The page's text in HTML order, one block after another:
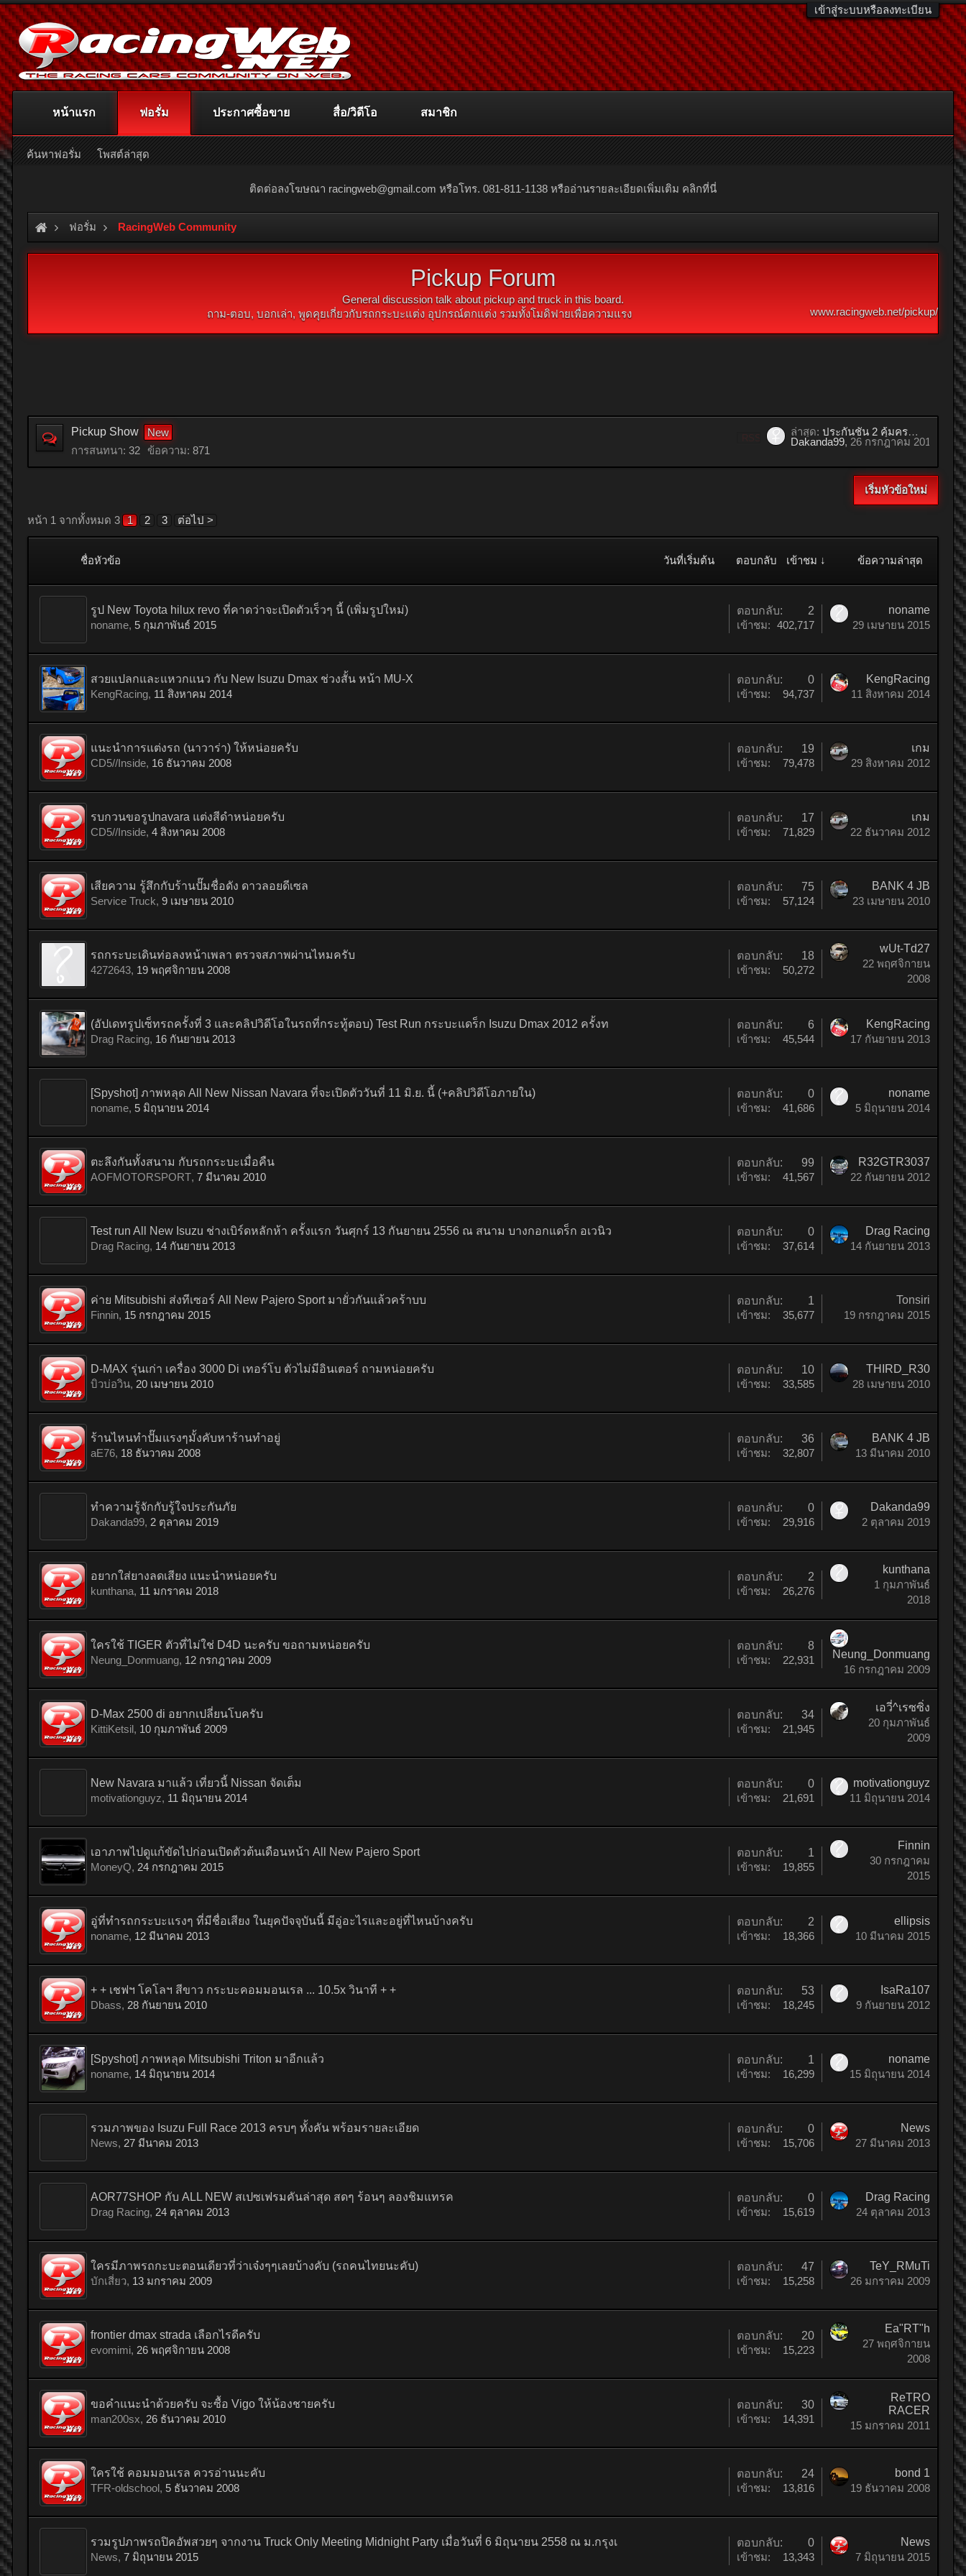
เข้าสู่ระบบหรือลงทะเบียน
ติดต่อลงโฆษณา racingweb@gmail.com หรือโทร. 081-811-1138 หรืออ่านรายละเอียดเพิ่มเติม คลิกที่นี่
ฟอรั่ม RacingWeb Community
Pickup Forum
General discussion talk about pickup and truck in this board.
www.racingweb.net/pickup/
ถาม-ตอบ, บอกเล่า, พูดคุยเกี่ยวกับรถกระบะแต่ง อุปกรณ์ตกแต่ง รวมทั้งโมดิฟายเพื่อความแรง
Pickup Show
การสนทนา: 32 ข้อความ: 871
ล่าสุด: ประกันชั้น 2 คุ้มครองอะไรบ้าง? วันนี้รู้กัน
Dakanda99, 26 กรกฎาคม 2019
เริ่มหัวข้อใหม่
หน้า 1 จากทั้งหมด 3 1 2 3 ต่อไป >
ชื่อหัวข้อ วันที่เริ่มต้น ตอบกลับ เข้าชม ↓ ข้อความล่าสุด
รูป New Toyota hilux revo ที่คาดว่าจะเปิดตัวเร็วๆ นี้ (เพิ่มรูปใหม่)
noname, 5 กุมภาพันธ์ 2015
ตอบกลับ:
2
เข้าชม: 402,717
noname
29 เมษายน 2015
สวยแปลกและแหวกแนว กับ New Isuzu Dmax ช่วงสั้น หน้า MU-X
KengRacing, 11 สิงหาคม 2014
ตอบกลับ:
0
เข้าชม:
94,737
KengRacing
11 สิงหาคม 2014
แนะนำการแต่งรถ (นาวาร่า) ให้หน่อยครับ
CD5//Inside, 16 ธันวาคม 2008
ตอบกลับ:
19
เข้าชม:
79,478
เกม
29 สิงหาคม 2012
รบกวนขอรูปnavara แต่งสีดำหน่อยครับ
CD5//Inside, 4 สิงหาคม 2008
ตอบกลับ:
17
เข้าชม:
71,829
เกม
22 ธันวาคม 2012
เสียความ รู้สึกกับร้านปั๊มชื่อดัง ดาวลอยดีเซล
Service Truck, 9 เมษายน 2010
ตอบกลับ:
75
เข้าชม:
57,124
BANK 4 JB
23 เมษายน 2010
รถกระบะเดินท่อลงหน้าเพลา ตรวจสภาพผ่านไหมครับ
4272643, 19 พฤศจิกายน 2008
ตอบกลับ:
18
เข้าชม:
50,272
wUt-Td27
22 พฤศจิกายน
2008
(อัปเดทรูปเซ็ทรถครั้งที่ 3 และคลิปวิดีโอในรถที่กระทู้ตอบ) Test Run กระบะแดร็ก Isuzu Dmax 2012 ครั้งท
Drag Racing, 16 กันยายน 2013
ตอบกลับ:
6
เข้าชม:
45,544
KengRacing
17 กันยายน 2013
[Spyshot] ภาพหลุด All New Nissan Navara ที่จะเปิดตัววันที่ 11 มิ.ย. นี้ (+คลิปวิดีโอภายใน)
noname, 5 มิถุนายน 2014
ตอบกลับ:
0
เข้าชม:
41,686
noname
5 มิถุนายน 2014
ตะลึงกันทั้งสนาม กับรถกระบะเมื่อคืน
AOFMOTORSPORT, 7 มีนาคม 2010
ตอบกลับ:
99
เข้าชม:
41,567
R32GTR3037
22 กันยายน 2012
Test run All New Isuzu ช่างเบิร์ดหลักห้า ครั้งแรก วันศุกร์ 13 กันยายน 2556 ณ สนาม บางกอกแดร็ก อเวนิว
Drag Racing, 14 กันยายน 2013
ตอบกลับ:
0
เข้าชม:
37,614
Drag Racing
14 กันยายน 2013
ค่าย Mitsubishi ส่งทีเซอร์ All New Pajero Sport มายั่วกันแล้วคร้าบบ
Finnin, 15 กรกฎาคม 2015
ตอบกลับ:
1
เข้าชม:
35,677
Tonsiri
19 กรกฎาคม 2015
D-MAX รุ่นเก่า เครื่อง 3000 Di เทอร์โบ ตัวไม่มีอินเตอร์ ถามหน่อยครับ
บิวบ่อวิน, 20 เมษายน 2010
ตอบกลับ:
10
เข้าชม:
33,585
THIRD_R30
28 เมษายน 2010
ร้านไหนทำปั๊มแรงๆมั้งคับหาร้านทำอยู่
aE76, 18 ธันวาคม 2008
ตอบกลับ:
36
เข้าชม:
32,807
BANK 4 JB
13 มีนาคม 2010
ทำความรู้จักกับรู้ใจประกันภัย
Dakanda99, 2 ตุลาคม 2019
ตอบกลับ:
0
เข้าชม:
29,916
Dakanda99
2 ตุลาคม 2019
อยากใส่ยางลดเสียง แนะนำหน่อยครับ
kunthana, 11 มกราคม 2018
ตอบกลับ:
2
เข้าชม:
26,276
kunthana
1 กุมภาพันธ์
2018
ใครใช้ TIGER ตัวที่ไม่ใช่ D4D นะครับ ขอถามหน่อยครับ
Neung_Donmuang, 12 กรกฎาคม 2009
ตอบกลับ:
8
เข้าชม:
22,931
Neung_Donmuang
16 กรกฎาคม 2009
D-Max 2500 di อยากเปลี่ยนโบครับ
KittiKetsil, 10 กุมภาพันธ์ 2009
ตอบกลับ:
34
เข้าชม:
21,945
เอวี่^เรซซิ่ง
20 กุมภาพันธ์
2009
New Navara มาแล้ว เที่ยวนี้ Nissan จัดเต็ม
motivationguyz, 11 มิถุนายน 2014
ตอบกลับ:
0
เข้าชม:
21,691
motivationguyz
11 มิถุนายน 2014
เอาภาพไปดูแก้ขัดไปก่อนเปิดตัวต้นเดือนหน้า All New Pajero Sport
MoneyQ, 24 กรกฎาคม 2015
ตอบกลับ:
1
เข้าชม:
19,855
Finnin
30 กรกฎาคม
2015
อู่ที่ทำรถกระบะแรงๆ ที่มีชื่อเสียง ในยุคปัจจุบันนี้ มีอู่อะไรและอยู่ที่ไหนบ้างครับ
noname, 12 มีนาคม 2013
ตอบกลับ:
2
เข้าชม:
18,366
ellipsis
10 มีนาคม 2015
+ + เชฟฯ โคโลฯ สีขาว กระบะคอมมอนเรล ... 10.5x วินาที + +
Dbass, 28 กันยายน 2010
ตอบกลับ:
53
เข้าชม:
18,245
IsaRa107
9 กันยายน 2012
[Spyshot] ภาพหลุด Mitsubishi Triton มาอีกแล้ว
noname, 14 มิถุนายน 2014
ตอบกลับ:
1
เข้าชม:
16,299
noname
15 มิถุนายน 2014
รวมภาพของ Isuzu Full Race 2013 ครบๆ ทั้งคัน พร้อมรายละเอียด
News, 27 มีนาคม 2013
ตอบกลับ:
0
เข้าชม:
15,706
News
27 มีนาคม 2013
AOR77SHOP กับ ALL NEW สเปซเฟรมคันล่าสุด สดๆ ร้อนๆ ลองชิมแทรค
Drag Racing, 24 ตุลาคม 2013
ตอบกลับ:
0
เข้าชม:
15,619
Drag Racing
24 ตุลาคม 2013
ใครมีภาพรถกะบะตอนเดียวที่ว่าเจ๋งๆๆเลยบ้างคับ (รถคนไทยนะคับ)
บักเสี่ยว, 13 มกราคม 2009
ตอบกลับ:
47
เข้าชม:
15,258
TeY_RMuTi
26 มกราคม 2009
frontier dmax strada เลือกไรดีครับ
evomimi, 26 พฤศจิกายน 2008
ตอบกลับ:
20
เข้าชม:
15,223
Ea"RT"h
27 พฤศจิกายน
2008
ขอคำแนะนำด้วยครับ จะซื้อ Vigo ให้น้องชายครับ
man200sx, 26 ธันวาคม 2010
ตอบกลับ:
30
เข้าชม:
14,391
ReTRO
RACER
15 มกราคม 2011
ใครใช้ คอมมอนเรล ควรอ่านนะคับ
TFR-oldschool, 5 ธันวาคม 2008
ตอบกลับ:
24
เข้าชม:
13,816
bond 1
19 ธันวาคม 2008
รวมรูปภาพรถปิคอัพสวยๆ จากงาน Truck Only Meeting Midnight Party เมื่อวันที่ 6 มิถุนายน 2558 ณ ม.กรุงเ
News, 7 มิถุนายน 2015
ตอบกลับ:
0
เข้าชม:
13,343
News
7 มิถุนายน 2015
หน้าแรก ฟอรั่ม
ค้นหาฟอรั่ม โพสต์ล่าสุด
ประกาศซื้อขาย สื่อ/วิดีโอ สมาชิก